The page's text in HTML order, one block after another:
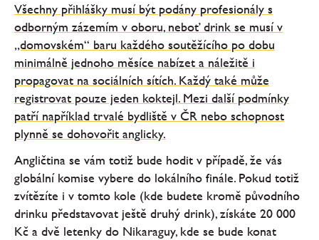
Všechny přihlášky musí být podány profesionály s
odborným zázemím v oboru, neboť drink se musí v
„domovském“ baru každého soutěžícího po dobu
minimálně jednoho měsíce nabízet a náležitě i
propagovat na sociálních sítích. Každý také může
registrovat pouze jeden koktejl. Mezi další podmínky
patří například trvalé bydliště v ČR nebo schopnost
plynně se dohovořit anglicky.
Angličtina se vám totiž bude hodit v případě, že vás
globální komise vybere do lokálního finále. Pokud totiž
zvítězíte i v tomto kole (kde budete kromě původního
drinku představovat ještě druhý drink), získáte 20 000
Kč a dvě letenky do Nikaraguy, kde se bude konat